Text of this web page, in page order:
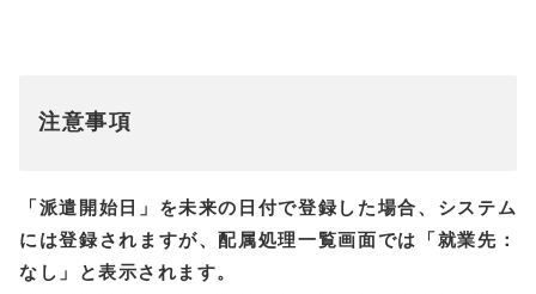
注意事項
「派遣開始日」を未来の日付で登録した場合、システム
には登録されますが、配属処理一覧画面では
「就業先：
なし」と表示されます。